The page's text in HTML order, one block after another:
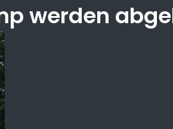
werden